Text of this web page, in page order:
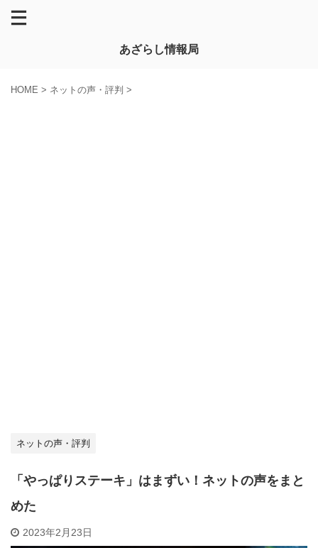
あざらし情報局
HOME > ネットの声・評判 >
ネットの声・評判
「やっぱりステーキ」はまずい！ネットの声をまと
めた
2023年2月23日